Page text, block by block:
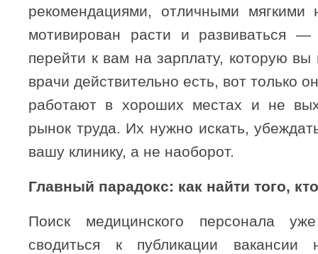
рекомендациями, отличными мягкими
мотивирован расти и развиваться
перейти к вам на зарплату, которую вы
врачи действительно есть, вот только
работают в хороших местах и не
рынок труда. Их нужно искать,
вашу клинику, а не наоборот.
Главный парадокс: как найти того,
Поиск медицинского персонала
сводиться к публикации